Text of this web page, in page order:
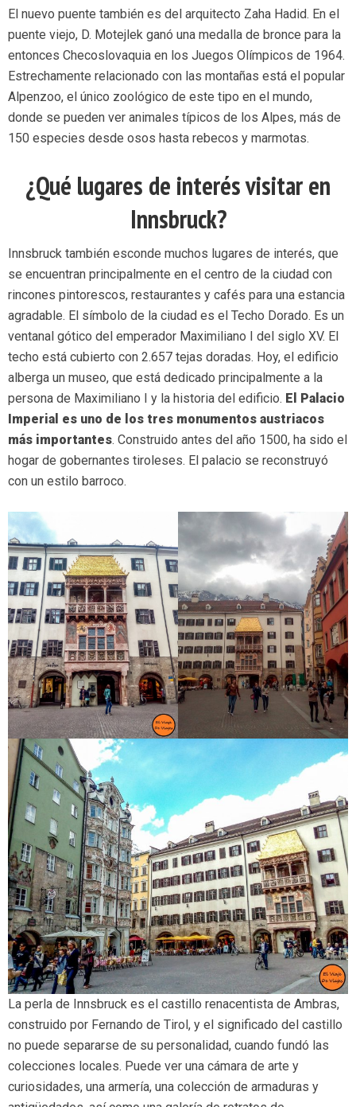
El nuevo puente también es del arquitecto Zaha Hadid. En el
puente viejo, D. Motejlek ganó una medalla de bronce para la
entonces Checoslovaquia en los Juegos Olímpicos de 1964.
Estrechamente relacionado con las montañas está el popular
Alpenzoo, el único zoológico de este tipo en el mundo,
donde se pueden ver animales típicos de los Alpes, más de
150 especies desde osos hasta rebecos y marmotas.
¿Qué lugares de interés visitar en
Innsbruck?
Innsbruck también esconde muchos lugares de interés, que
se encuentran principalmente en el centro de la ciudad con
rincones pintorescos, restaurantes y cafés para una estancia
agradable. El símbolo de la ciudad es el Techo Dorado. Es un
ventanal gótico del emperador Maximiliano I del siglo XV. El
techo está cubierto con 2.657 tejas doradas. Hoy, el edificio
alberga un museo, que está dedicado principalmente a la
persona de Maximiliano I y la historia del edificio. El Palacio
Imperial es uno de los tres monumentos austriacos
más importantes. Construido antes del año 1500, ha sido el
hogar de gobernantes tiroleses. El palacio se reconstruyó
con un estilo barroco.
La perla de Innsbruck es el castillo renacentista de Ambras,
construido por Fernando de Tirol, y el significado del castillo
no puede separarse de su personalidad, cuando fundó las
colecciones locales. Puede ver una cámara de arte y
curiosidades, una armería, una colección de armaduras y